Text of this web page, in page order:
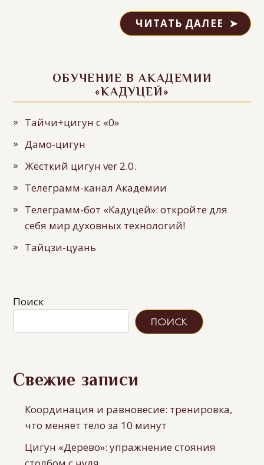
ЧИТАТЬ ДАЛЕЕ
ОБУЧЕНИЕ В АКАДЕМИИ
«КАДУЦЕЙ»
Тайчи+цигун с «0»
Дамо-цигун
Жёсткий цигун ver 2.0.
Телеграмм-канал Академии
Телеграмм-бот «Кадуцей»: откройте для
себя мир духовных технологий!
Тайцзи-цуань
Поиск
ПОИСК
Свежие записи
Координация и равновесие: тренировка,
что меняет тело за 10 минут
Цигун «Дерево»: упражнение стояния